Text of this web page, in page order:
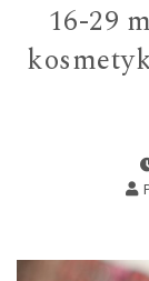
16-29